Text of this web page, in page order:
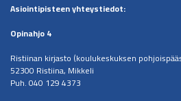
Asiointipisteenyhteystiedot:
Opinahjo 4
Ristiinan kirjasto (koulukeskuksen
52300 Ristiina, Mikkeli
Puh. 040 129 4373